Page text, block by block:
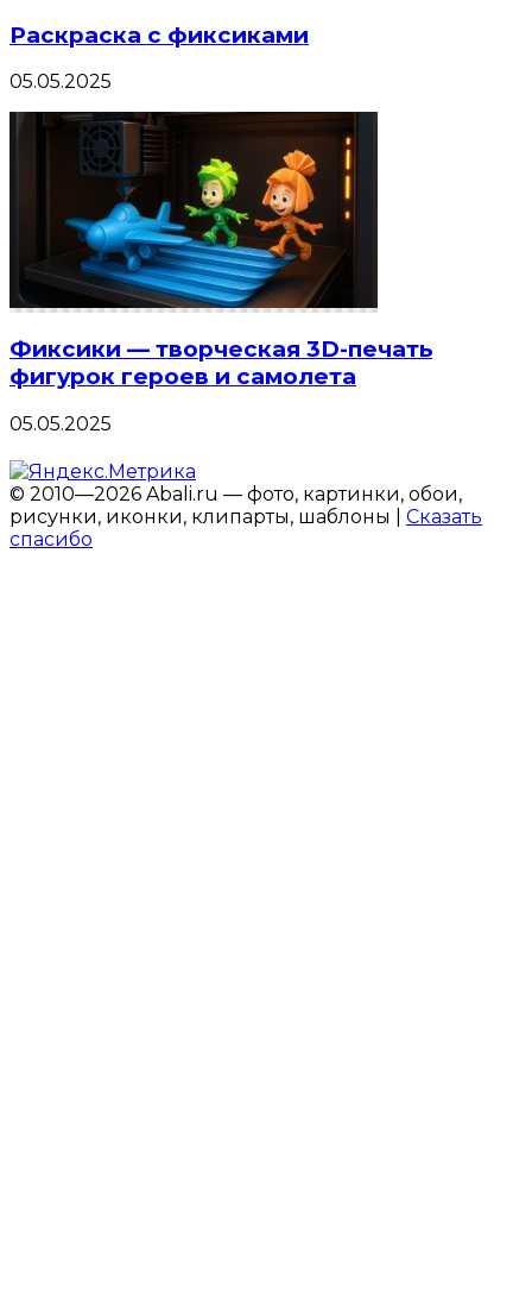
Раскраска с фиксиками
05.05.2025
Фиксики — творческая 3D-печать
фигурок героев и самолета
05.05.2025
© 2010—2026 Abali.ru — фото, картинки, обои,
рисунки, иконки, клипарты, шаблоны | Сказать
спасибо